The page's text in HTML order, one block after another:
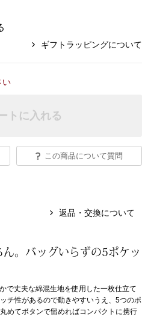
トートバッグ
ブリーフケース
リュック･バッ
ボストンバッグ
ギフトラッピングについて
い
トに入れる
この商品について質問
返品・交換について
。バッグいらずの5ポケッ
で丈夫な綿混生地を使用した一枚仕立て
チ性があるので動きやすいうえ、5つのポ
めてボタンで留めればコンパクトに携行